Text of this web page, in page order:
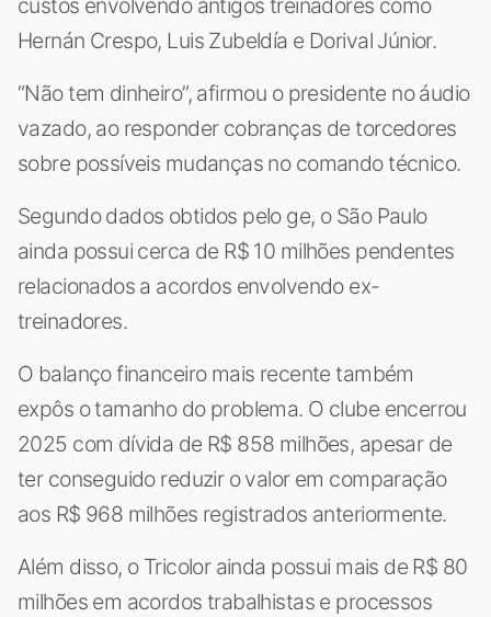
custos envolvendo antigos treinadores como
Hernán Crespo, Luis Zubeldía e Dorival Júnior.
“Não tem dinheiro”, afirmou o presidente no áudio
vazado, ao responder cobranças de torcedores
sobre possíveis mudanças no comando técnico.
Segundo dados obtidos pelo ge, o São Paulo
ainda possui cerca de R$ 10 milhões pendentes
relacionados a acordos envolvendo ex-
treinadores.
O balanço financeiro mais recente também
expôs o tamanho do problema. O clube encerrou
2025 com dívida de R$ 858 milhões, apesar de
ter conseguido reduzir o valor em comparação
aos R$ 968 milhões registrados anteriormente.
Além disso, o Tricolor ainda possui mais de R$ 80
milhões em acordos trabalhistas e processos